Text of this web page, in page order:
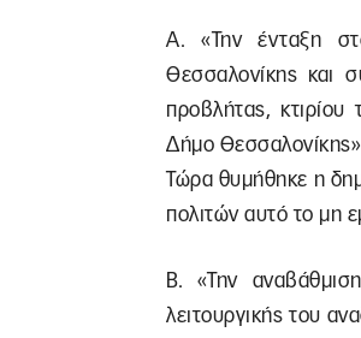
Α. «Την ένταξη
Θεσσαλονίκης και
προβλήτας, κτιρίου
Δήμο
Τώρα θυμήθηκε η
πολιτών αυτό το μη
Β. «Την
λειτουργικής του